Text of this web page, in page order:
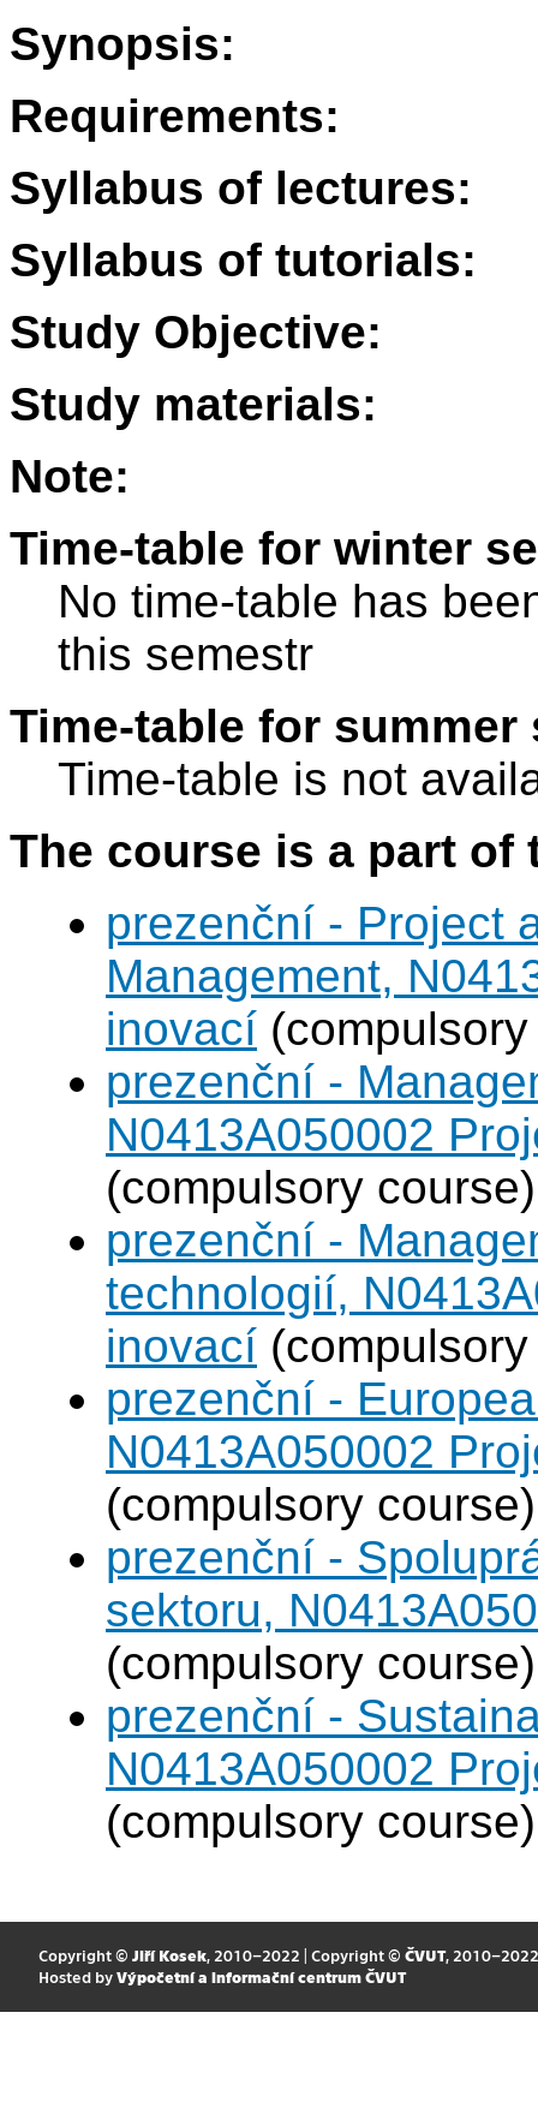
Synopsis:
Requirements:
Syllabus of lectures:
Syllabus of tutorials:
Study Objective:
Study materials:
Note:
Time-table for winter
No time-table has
this semestr
Time-table for summer
Time-table is not
The course is a part
prezenční - Project
Management,
inovací
prezenční -
N0413A050002
(compulsory course)
prezenční -
technologií,
inovací
prezenční -
N0413A050002
(compulsory course)
prezenční -
sektoru,
(compulsory course)
prezenční -
N0413A050002
(compulsory course)
Copyright © Jiří Kosek, 2010–2022 | Copyright © ČVUT, 2010–2022
Hosted by Výpočetní a informační centrum ČVUT